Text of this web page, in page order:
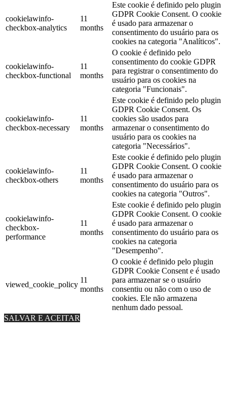
cookielawinfo-
checkbox-analytics
11
months
Este cookie é definido pelo plugin
GDPR Cookie Consent. O cookie
é usado para armazenar o
consentimento do usuário para os
cookies na categoria "Analíticos".
cookielawinfo-
checkbox-functional
11
months
O cookie é definido pelo
consentimento do cookie GDPR
para registrar o consentimento do
usuário para os cookies na
categoria "Funcionais".
cookielawinfo-
checkbox-necessary
11
months
Este cookie é definido pelo plugin
GDPR Cookie Consent. Os
cookies são usados ​​para
armazenar o consentimento do
usuário para os cookies na
categoria "Necessários".
cookielawinfo-
checkbox-others
11
months
Este cookie é definido pelo plugin
GDPR Cookie Consent. O cookie
é usado para armazenar o
consentimento do usuário para os
cookies na categoria "Outros".
cookielawinfo-
checkbox-
performance
11
months
Este cookie é definido pelo plugin
GDPR Cookie Consent. O cookie
é usado para armazenar o
consentimento do usuário para os
cookies na categoria
"Desempenho".
viewed_cookie_policy
11
months
O cookie é definido pelo plugin
GDPR Cookie Consent e é usado
para armazenar se o usuário
consentiu ou não com o uso de
cookies. Ele não armazena
nenhum dado pessoal.
SALVAR E ACEITAR